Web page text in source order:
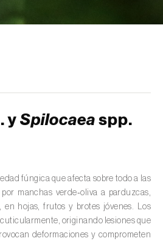
(
spp.)
spp. e Spilocaea spp.
alcornoque (Raffaelea
spp.)
Leveillula,
e Sphaeroteca )
y Spilocaea spp.
fúngica que afecta sobre todo a las
manchas verde‑oliva a parduzcas,
en hojas, frutos y brotes jóvenes. Los
originando lesiones que
deformaciones y comprometen